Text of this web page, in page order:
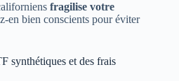
fragilise votre
en bien conscients pour éviter
synthétiques et des frais